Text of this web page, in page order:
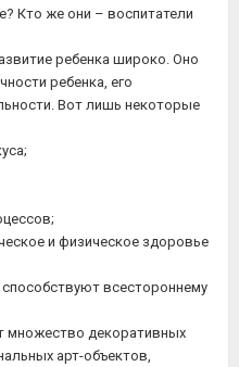
Кто же они – воспитатели
ребенка широко. Оно
ребенка, его
Вот лишь некоторые
и физическое здоровье
всестороннему
множество декоративных
арт-объектов,